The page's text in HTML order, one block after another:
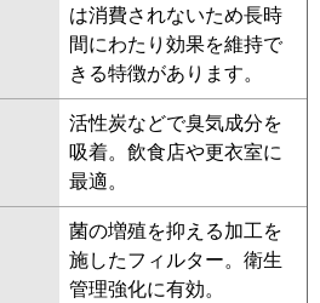
は消費されないため長時
間にわたり効果を維持で
きる特徴があります。
活性炭などで臭気成分を
吸着。飲食店や更衣室に
最適。
菌の増殖を抑える加工を
施したフィルター。衛生
管理強化に有効。